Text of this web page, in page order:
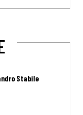
Stabile